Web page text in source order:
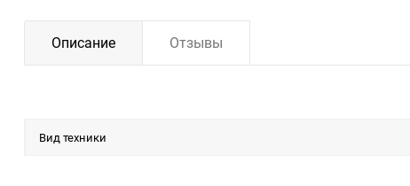
Описание Отзывы
Вид техники